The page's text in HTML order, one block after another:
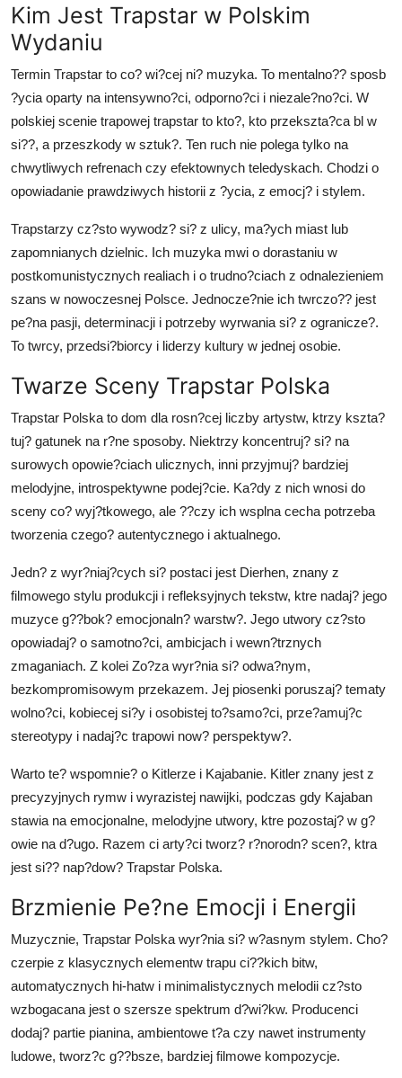
Kim Jest Trapstar w Polskim
Wydaniu
Termin Trapstar to co? wi?cej ni? muzyka. To mentalno?? sposb
?ycia oparty na intensywno?ci, odporno?ci i niezale?no?ci. W
polskiej scenie trapowej trapstar to kto?, kto przekszta?ca bl w
si??, a przeszkody w sztuk?. Ten ruch nie polega tylko na
chwytliwych refrenach czy efektownych teledyskach. Chodzi o
opowiadanie prawdziwych historii z ?ycia, z emocj? i stylem.
Trapstarzy cz?sto wywodz? si? z ulicy, ma?ych miast lub
zapomnianych dzielnic. Ich muzyka mwi o dorastaniu w
postkomunistycznych realiach i o trudno?ciach z odnalezieniem
szans w nowoczesnej Polsce. Jednocze?nie ich twrczo?? jest
pe?na pasji, determinacji i potrzeby wyrwania si? z ogranicze?.
To twrcy, przedsi?biorcy i liderzy kultury w jednej osobie.
Twarze Sceny Trapstar Polska
Trapstar Polska to dom dla rosn?cej liczby artystw, ktrzy kszta?
tuj? gatunek na r?ne sposoby. Niektrzy koncentruj? si? na
surowych opowie?ciach ulicznych, inni przyjmuj? bardziej
melodyjne, introspektywne podej?cie. Ka?dy z nich wnosi do
sceny co? wyj?tkowego, ale ??czy ich wsplna cecha potrzeba
tworzenia czego? autentycznego i aktualnego.
Jedn? z wyr?niaj?cych si? postaci jest Dierhen, znany z
filmowego stylu produkcji i refleksyjnych tekstw, ktre nadaj? jego
muzyce g??bok? emocjonaln? warstw?. Jego utwory cz?sto
opowiadaj? o samotno?ci, ambicjach i wewn?trznych
zmaganiach. Z kolei Zo?za wyr?nia si? odwa?nym,
bezkompromisowym przekazem. Jej piosenki poruszaj? tematy
wolno?ci, kobiecej si?y i osobistej to?samo?ci, prze?amuj?c
stereotypy i nadaj?c trapowi now? perspektyw?.
Warto te? wspomnie? o Kitlerze i Kajabanie. Kitler znany jest z
precyzyjnych rymw i wyrazistej nawijki, podczas gdy Kajaban
stawia na emocjonalne, melodyjne utwory, ktre pozostaj? w g?
owie na d?ugo. Razem ci arty?ci tworz? r?norodn? scen?, ktra
jest si?? nap?dow? Trapstar Polska.
Brzmienie Pe?ne Emocji i Energii
Muzycznie, Trapstar Polska wyr?nia si? w?asnym stylem. Cho?
czerpie z klasycznych elementw trapu ci??kich bitw,
automatycznych hi-hatw i minimalistycznych melodii cz?sto
wzbogacana jest o szersze spektrum d?wi?kw. Producenci
dodaj? partie pianina, ambientowe t?a czy nawet instrumenty
ludowe, tworz?c g??bsze, bardziej filmowe kompozycje.